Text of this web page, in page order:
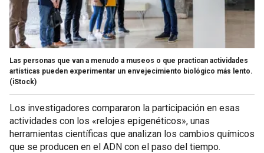
Las personas que van a menudo a museos o que practican actividades
artísticas pueden experimentar un envejecimiento biológico más lento.
(iStock)
Los investigadores compararon la participación en esas
actividades con los «relojes epigenéticos», unas
herramientas científicas que analizan los cambios químicos
que se producen en el ADN con el paso del tiempo.